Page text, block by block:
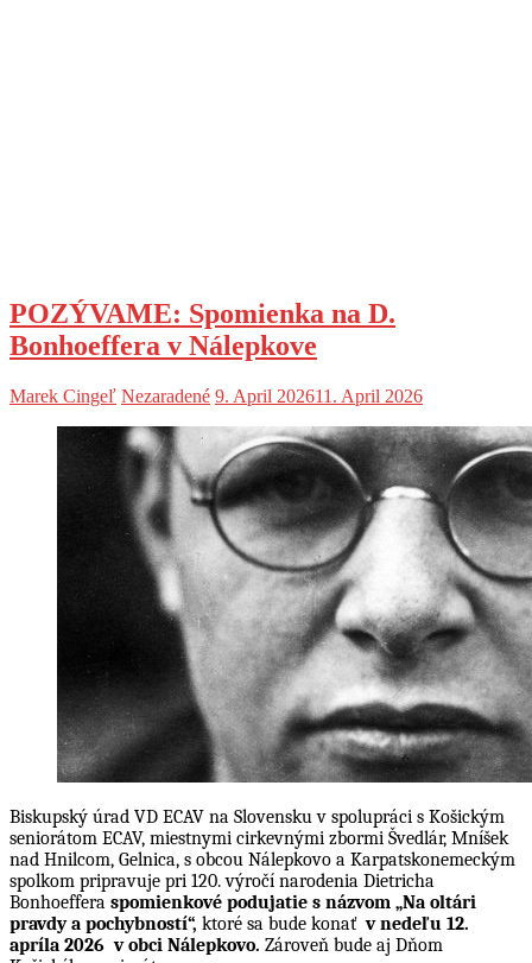
POZÝVAME: Spomienka na D.
Bonhoeffera v Nálepkove
Marek Cingeľ Nezaradené 9. April 202611. April 2026
Biskupský úrad VD ECAV na Slovensku v spolupráci s Košickým
seniorátom ECAV, miestnymi cirkevnými zbormi Švedlár, Mníšek
nad Hnilcom, Gelnica, s obcou Nálepkovo a Karpatskonemeckým
spolkom pripravuje pri 120. výročí narodenia Dietricha
Bonhoeffera spomienkové podujatie s názvom „Na oltári
pravdy a pochybností“, ktoré sa bude konať v nedeľu 12.
apríla 2026 v obci Nálepkovo. Zároveň bude aj Dňom